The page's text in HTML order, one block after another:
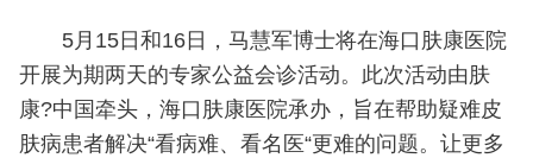
5月15日和16日，马慧军博士将在海口肤康医院
开展为期两天的专家公益会诊活动。此次活动由肤
康?中国牵头，海口肤康医院承办，旨在帮助疑难皮
肤病患者解决“看病难、看名医“更难的问题。让更多